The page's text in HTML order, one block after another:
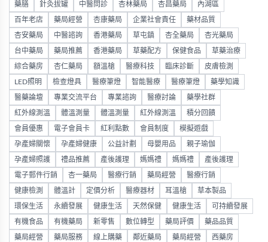
藥膳 針灸拔罐 中醫問診 杏林藥局 杏昌藥局 內湖區
百年老店 藥局經營 杏康藥局 企業社會責任 藥材品質
杏安藥局 中醫諮詢 香港藥局 草屯鎮 杏全藥局 杏光藥局
台中藥局 藥局推薦 香港藥局 草藥配方 保健食品 草藥治療
綜合藥房 杏仁藥局 額溫槍 醫療科技 臨床診斷 皮膚檢測
LED照明 檢查燈具 醫療筆燈 智能醫療 醫療筆燈 藥學知識
醫藥論壇 專業交流平台 專業諮詢 醫療討論 藥學社群
紅外線測溫 體溫測量 體溫測量 紅外線測溫 積分回饋
會員優惠 電子會員卡 紅利點數 會員制度 模擬遊戲
孕產婦關懷 孕產婦健康 公益計劃 母嬰用品 親子瑜伽
孕產婦照護 禮品推薦 產後護理 媽媽禮 媽媽禮 產後護理
電子郵件行銷 杏一藥局 醫療行銷 藥局經營 醫療行銷
健康檢測 體溫計 定價分析 醫療器材 耳溫槍 草本製品
環保生活 永續發展 健康生活 天然保健 健康生活 可持續發展
有機食品 有機藥局 新零售 數位轉型 藥局評價 藥品品質
藥局經營 藥局服務 線上購藥 鄰近藥局 藥局經營 西藥房